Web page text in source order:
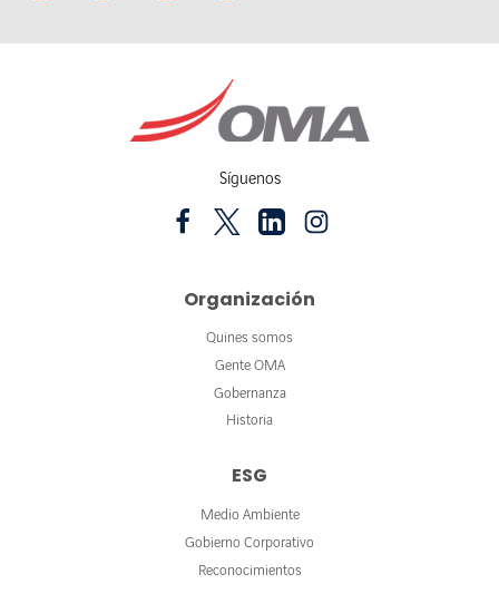
Síguenos
Organización
Quines somos
Gente OMA
Gobernanza
Historia
ESG
Medio Ambiente
Gobierno Corporativo
Reconocimientos